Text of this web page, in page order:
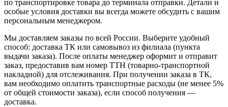
по транспортировке товара до терминала отправки. Детали и
особые условия доставки вы всегда можете обсудить с вашим
персональным менеджером.
Мы доставляем заказы по всей России. Выберите удобный
способ: доставка ТК или самовывоз из филиала (пункта
выдачи заказа). После оплаты менеджер оформит и отправит
заказ, предоставив вам номер ТТН (товарно-транспортной
накладной) для отслеживания. При получении заказа в ТК,
вам необходимо оплатить транспортные расходы (не менее 5%
от общей стоимости заказа), если способ получения —
доставка.